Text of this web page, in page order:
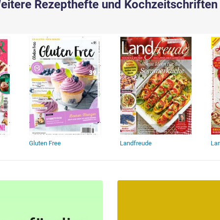
Rezepthefte und Kochzeitschriften
Gluten Free Landfreude